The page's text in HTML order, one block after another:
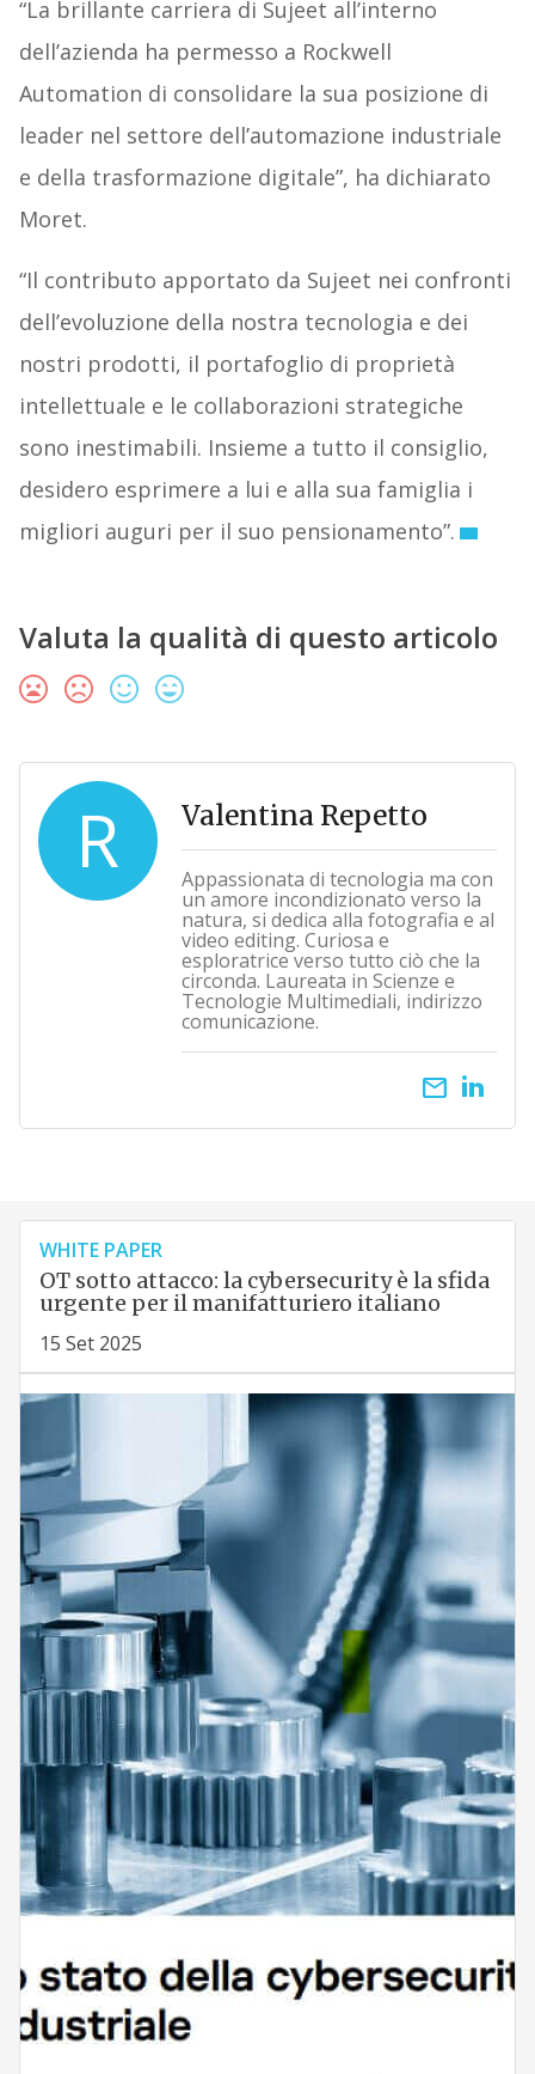
“La brillante carriera di Sujeet all’interno
dell’azienda ha permesso a Rockwell
Automation di consolidare la sua posizione di
leader nel settore dell’automazione industriale
e della trasformazione digitale”, ha dichiarato
Moret.
“Il contributo apportato da Sujeet nei confronti
dell’evoluzione della nostra tecnologia e dei
nostri prodotti, il portafoglio di proprietà
intellettuale e le collaborazioni strategiche
sono inestimabili. Insieme a tutto il consiglio,
desidero esprimere a lui e alla sua famiglia i
migliori auguri per il suo pensionamento”.
Valuta la qualità di questo articolo
R Valentina Repetto
Appassionata di tecnologia ma con
un amore incondizionato verso la
natura, si dedica alla fotografia e al
video editing. Curiosa e
esploratrice verso tutto ciò che la
circonda. Laureata in Scienze e
Tecnologie Multimediali, indirizzo
comunicazione.
email
WHITE PAPER
OT sotto attacco: la cybersecurity è la sfida
urgente per il manifatturiero italiano
15 Set 2025